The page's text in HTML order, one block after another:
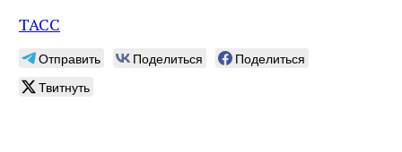
ТАСС
Отправить Поделиться
Поделиться
Твитнуть